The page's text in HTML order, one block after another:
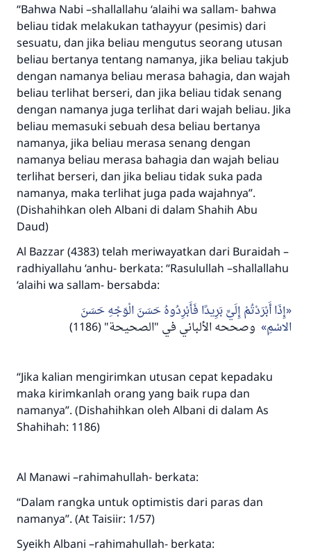
“Bahwa Nabi –shallallahu ‘alaihi wa sallam- bahwa
beliau tidak melakukan tathayyur (pesimis) dari
sesuatu, dan jika beliau mengutus seorang utusan
beliau bertanya tentang namanya, jika beliau takjub
dengan namanya beliau merasa bahagia, dan wajah
beliau terlihat berseri, dan jika beliau tidak senang
dengan namanya juga terlihat dari wajah beliau. Jika
beliau memasuki sebuah desa beliau bertanya
namanya, jika beliau merasa senang dengan
namanya beliau merasa bahagia dan wajah beliau
terlihat berseri, dan jika beliau tidak suka pada
namanya, maka terlihat juga pada wajahnya”.
(Dishahihkan oleh Albani di dalam Shahih Abu
Daud)
Al Bazzar (4383) telah meriwayatkan dari Buraidah –
radhiyallahu ‘anhu- berkata: “Rasulullah –shallallahu
‘alaihi wa sallam- bersabda:
إِذَا أَبْرَدْتُمْ إِلَيَّ بَرِيدًا فَأَبْرِدُوهُ حَسَنَ الْوَجْهِ حَسَنَ
الاسْمِ
وصححه الألباني في "الصحيحة" (1186)
“Jika kalian mengirimkan utusan cepat kepadaku
maka kirimkanlah orang yang baik rupa dan
namanya”. (Dishahihkan oleh Albani di dalam As
Shahihah: 1186)
Al Manawi –rahimahullah- berkata:
“Dalam rangka untuk optimistis dari paras dan
namanya”. (At Taisiir: 1/57)
Syeikh Albani –rahimahullah- berkata:
Jawaban no. 110845
menyelamatkan pernikahan.
Rasulullah ﷺ bersabda
"Siapa yang menunjukkan suatu kebaikan,
meka dia akan mendapatkan pahala yang
sama dengan orang yang melakukannya"
Saham